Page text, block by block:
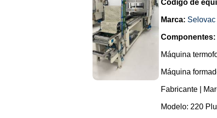
Código de
Marca: Selovac
Componentes:
Máquina
Máquina
Fabricante |
Modelo: 220